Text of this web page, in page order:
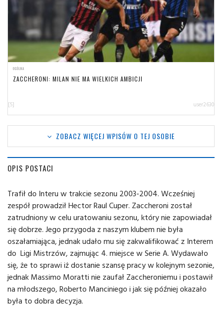
OGÓLNA
ZACCHERONI: MILAN NIE MA WIELKICH AMBICJI
[5] user2630
ZOBACZ WIĘCEJ WPISÓW O TEJ OSOBIE
OPIS POSTACI
Trafił do Interu w trakcie sezonu 2003-2004. Wcześniej
zespół prowadził Hector Raul Cuper. Zaccheroni został
zatrudniony w celu uratowaniu sezonu, który nie zapowiadał
się dobrze. Jego przygoda z naszym klubem nie była
oszałamiająca, jednak udało mu się zakwalifikować z Interem
do Ligi Mistrzów, zajmując 4. miejsce w Serie A. Wydawało
się, że to sprawi iż dostanie szansę pracy w kolejnym sezonie,
jednak Massimo Moratti nie zaufał Zaccheroniemu i postawił
na młodszego, Roberto Manciniego i jak się później okazało
była to dobra decyzja.